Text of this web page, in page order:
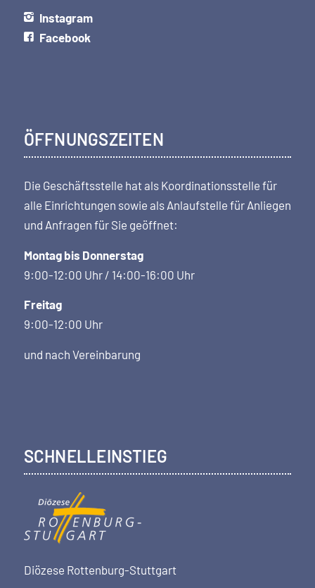
Instagram
Facebook
ÖFFNUNGSZEITEN
Die Geschäftsstelle hat als Koordi­nations­stelle für
alle Einrichtungen sowie als Anlaufstelle für Anliegen
und Anfragen für Sie geöffnet:
Montag bis Donnerstag
9:00-12:00 Uhr / 14:00-16:00 Uhr
Freitag
9:00-12:00 Uhr
und nach Vereinbarung
SCHNELLEINSTIEG
Diözese Rottenburg-Stuttgart